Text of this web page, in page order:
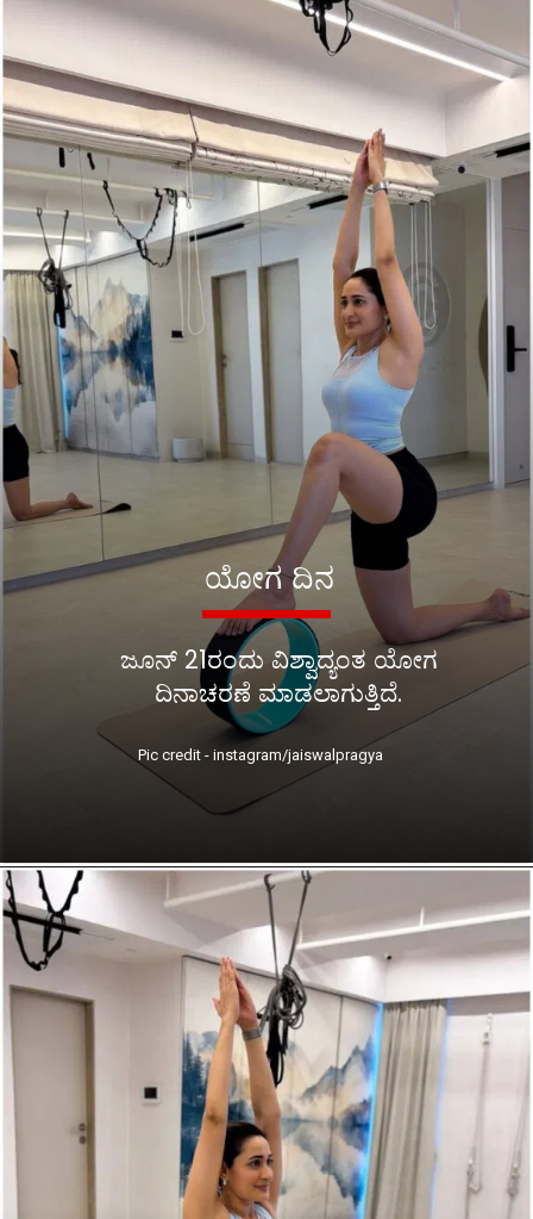
ಜೂನ್ 21ರಂದು ವಿಶ್ವಾದ್ಯಂತ ಯೋಗ
ದಿನಾಚರಣೆ ಮಾಡಲಾಗುತ್ತಿದೆ.
ಯೋಗ ದಿನ
Pic credit - instagram/jaiswalpragya